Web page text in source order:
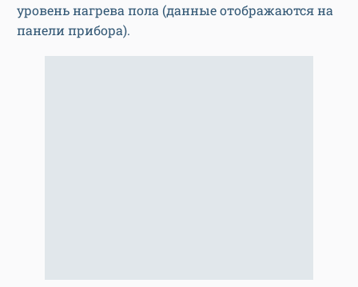
уровень нагрева пола (данные отображаются на
панели прибора).